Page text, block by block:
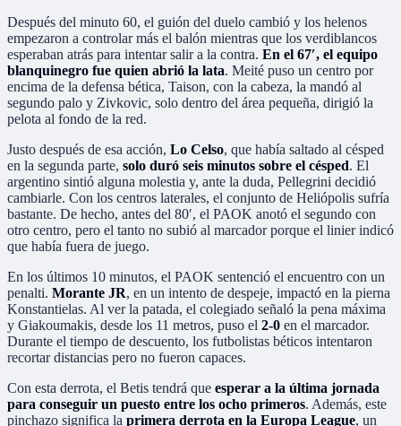
Después del minuto 60, el guión del duelo cambió y los helenos
empezaron a controlar más el balón mientras que los verdiblancos
esperaban atrás para intentar salir a la contra. En el 67′, el equipo
blanquinegro fue quien abrió la lata. Meité puso un centro por
encima de la defensa bética, Taison, con la cabeza, la mandó al
segundo palo y Zivkovic, solo dentro del área pequeña, dirigió la
pelota al fondo de la red.
Justo después de esa acción, Lo Celso, que había saltado al césped
en la segunda parte, solo duró seis minutos sobre el césped. El
argentino sintió alguna molestia y, ante la duda, Pellegrini decidió
cambiarle. Con los centros laterales, el conjunto de Heliópolis sufría
bastante. De hecho, antes del 80′, el PAOK anotó el segundo con
otro centro, pero el tanto no subió al marcador porque el linier indicó
que había fuera de juego.
En los últimos 10 minutos, el PAOK sentenció el encuentro con un
penalti. Morante JR, en un intento de despeje, impactó en la pierna
Konstantielas. Al ver la patada, el colegiado señaló la pena máxima
y Giakoumakis, desde los 11 metros, puso el 2-0 en el marcador.
Durante el tiempo de descuento, los futbolistas béticos intentaron
recortar distancias pero no fueron capaces.
Con esta derrota, el Betis tendrá que esperar a la última jornada
para conseguir un puesto entre los ocho primeros. Además, este
pinchazo significa la primera derrota en la Europa League, un